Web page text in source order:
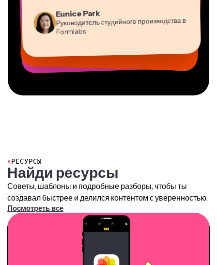
Руководитель студийного производства в
Formlabs
Vannesia Darby
Генеральный директор в MOXIE
Grant Taleck
Со-основатель в
Panos Papagapiou
Управляющий партнер в EPATHLON
Kerry-lee Farla
Gracie Peng
Директор контента
Видео Редактор
Heidi Rae
Образование
Консультант
Mitch Rawlings
Dina Segovia
Виртуальный фрилансер
Найди ресурсы
Советы, шаблоны и подробные разборы, чтобы ты
создавал быстрее и делился контентом с уверенностью.
Посмотреть все